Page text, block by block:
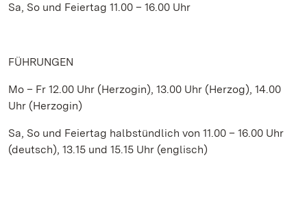
Sa, So und Feiertag 11.00 – 16.00 Uhr
FÜHRUNGEN
Mo – Fr 12.00 Uhr (Herzogin), 13.00 Uhr (Herzog), 14.00
Uhr (Herzogin)
Sa, So und Feiertag halbstündlich von 11.00 – 16.00 Uhr
(deutsch), 13.15 und 15.15 Uhr (englisch)